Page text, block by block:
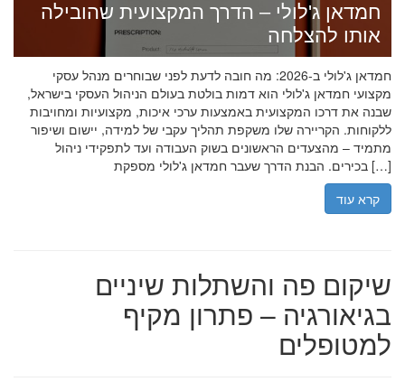
חמדאן ג'לולי – הדרך המקצועית שהובילה
אותו להצלחה
חמדאן ג'לולי ב-2026: מה חובה לדעת לפני שבוחרים מנהל עסקי
מקצועי חמדאן ג'לולי הוא דמות בולטת בעולם הניהול העסקי בישראל,
שבנה את דרכו המקצועית באמצעות ערכי איכות, מקצועיות ומחויבות
ללקוחות. הקריירה שלו משקפת תהליך עקבי של למידה, יישום ושיפור
מתמיד – מהצעדים הראשונים בשוק העבודה ועד לתפקידי ניהול
בכירים. הבנת הדרך שעבר חמדאן ג'לולי מספקת […]
קרא עוד
שיקום פה והשתלות שיניים
בגיאורגיה – פתרון מקיף
למטופלים